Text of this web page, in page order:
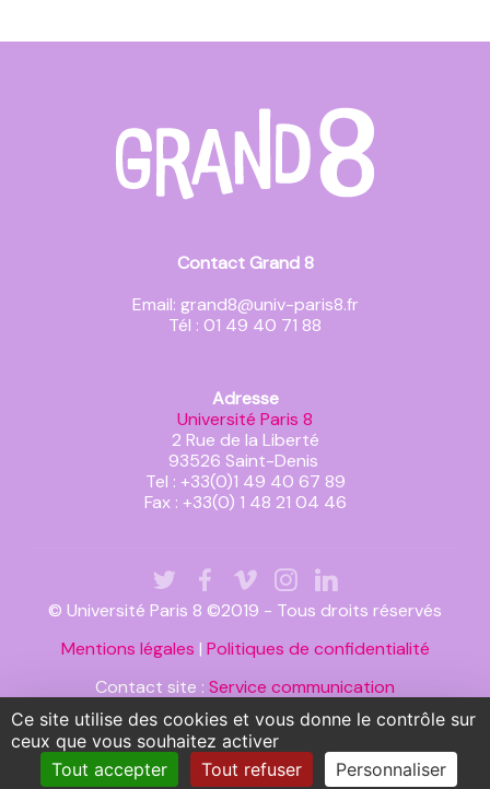
Ce site utilise des cookies et vous donne le contrôle sur
ceux que vous souhaitez activer
Tout accepter
Tout refuser Personnaliser
Contact Grand 8
Email: grand8@univ-paris8.fr
Tél : 01 49 40 71 88
Adresse
Université Paris 8
2 Rue de la Liberté
93526 Saint-Denis
Tel : +33(0)1 49 40 67 89
Fax : +33(0) 1 48 21 04 46
© Université Paris 8 ©2019 - Tous droits réservés
Mentions légales | Politiques de confidentialité
Contact site : Service communication